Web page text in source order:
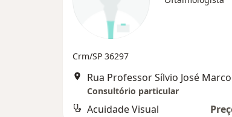
Crm/SP 36297
Consultório particular
Acuidade Visual